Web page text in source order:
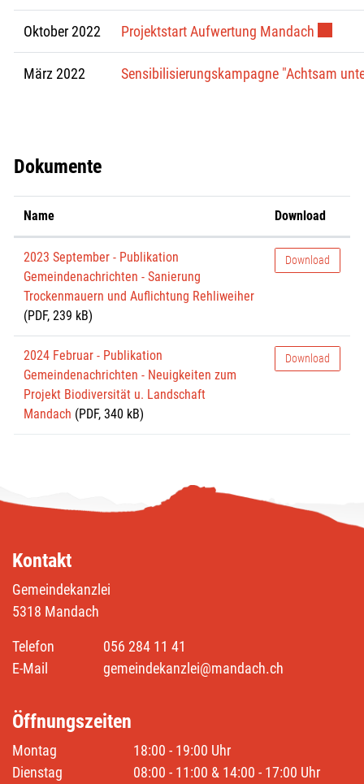
Oktober 2022 Projektstart Aufwertung Mandach
März 2022 Sensibilisierungskampagne "Achtsam
Dokumente
Name Download
2023 September - Publikation
Gemeindenachrichten - Sanierung
Trockenmauern und Auflichtung Rehliweiher
(PDF, 239 kB)
Download
2024 Februar - Publikation
Gemeindenachrichten - Neuigkeiten zum
Projekt Biodiversität u. Landschaft
Mandach (PDF, 340 kB)
Download
Kontakt
Gemeindekanzlei
5318 Mandach
Telefon
056 284 11 41
E-Mail
gemeindekanzlei@mandach.ch
Öffnungszeiten
Montag
18:00 - 19:00 Uhr
Dienstag
08:00 - 11:00 & 14:00 - 17:00 Uhr